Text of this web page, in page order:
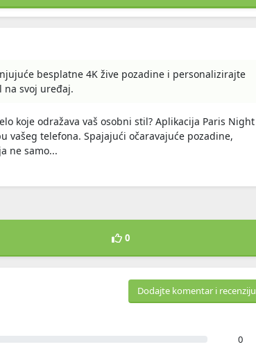
besplatne 4K žive pozadine i personalizirajte
na svoj uređaj.
koje odražava vaš osobni stil? Aplikacija Paris Night
telefona. Spajajući očaravajuće pozadine,
ne samo...
0
Dodajte komentar i recenziju
0